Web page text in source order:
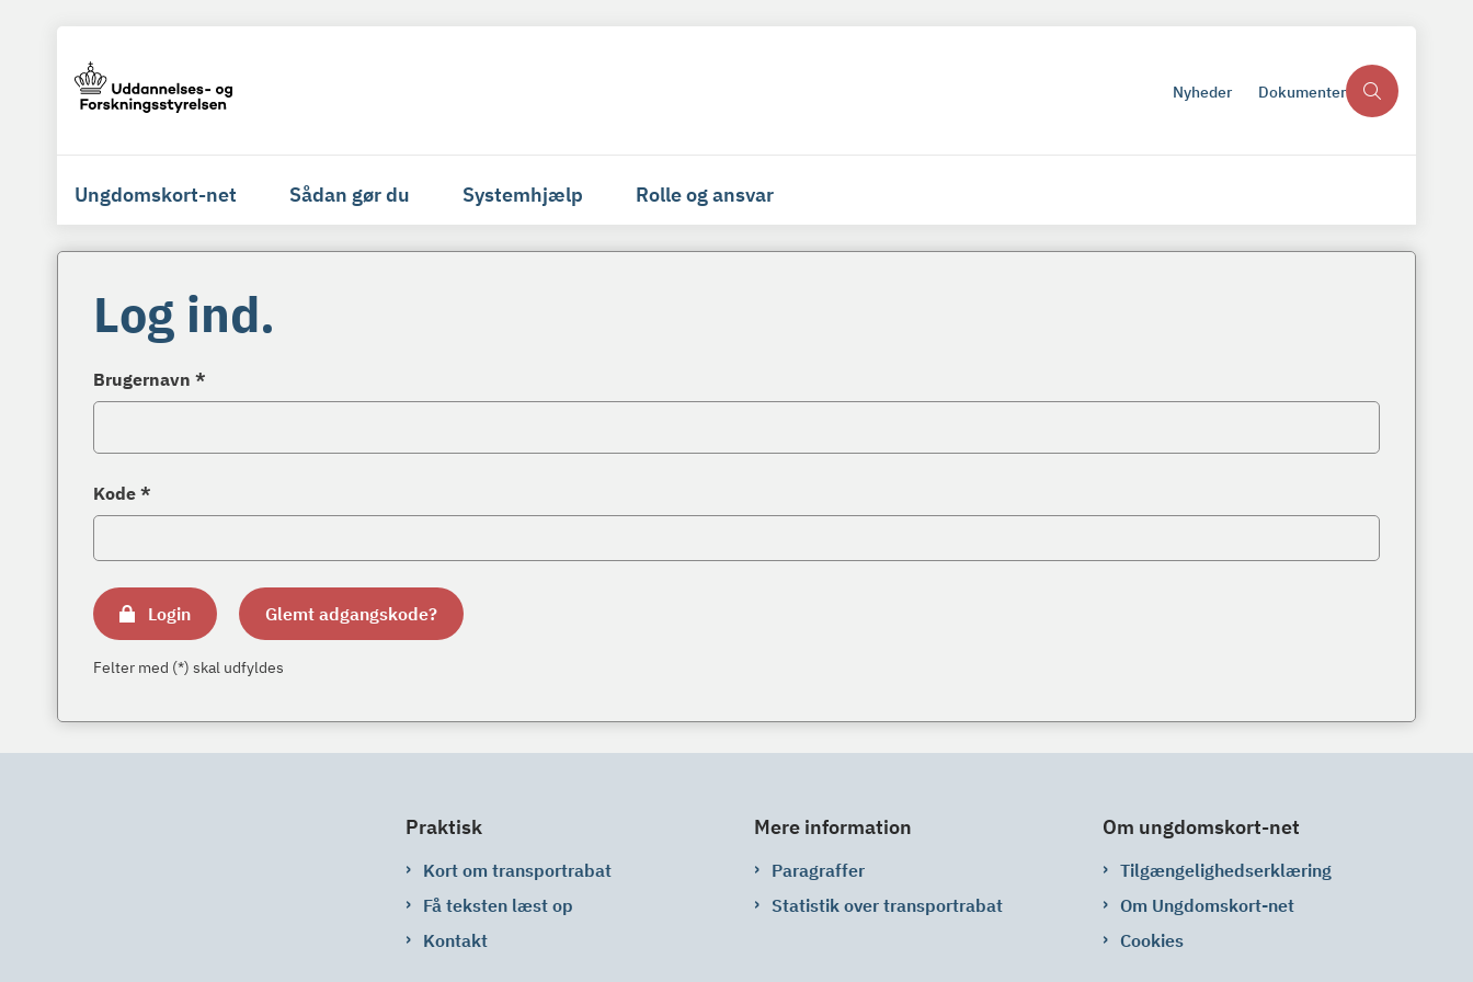
Nyheder Dokumenter
Ungdomskort-net Sådan gør du Systemhjælp Rolle og ansvar
Log ind.
Brugernavn *
Kode *
Login Glemt adgangskode?
Felter med (*) skal udfyldes
Praktisk
Kort om transportrabat
Få teksten læst op
Kontakt
Mere information
Paragraffer
Statistik over transportrabat
Om ungdomskort-net
Tilgængelighedserklæring
Om Ungdomskort-net
Cookies